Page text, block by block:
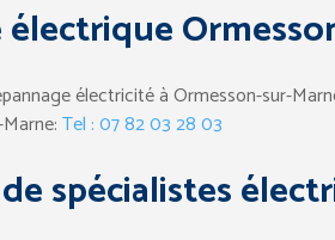
électricité à Ormesson-sur-
Tel : 07 82 03 28 03
spécialistes